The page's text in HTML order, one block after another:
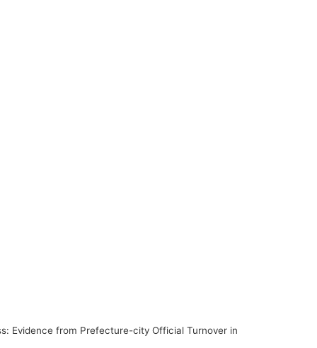
Evidence from Prefecture-city Official Turnover in